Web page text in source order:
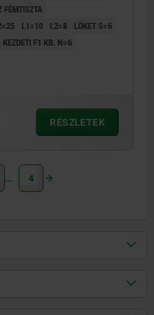
FÉMTISZTA
L1=10 L2=8
LÖKET S=6
KEZDETI F1 KB. N=6
RÉSZLETEK
4